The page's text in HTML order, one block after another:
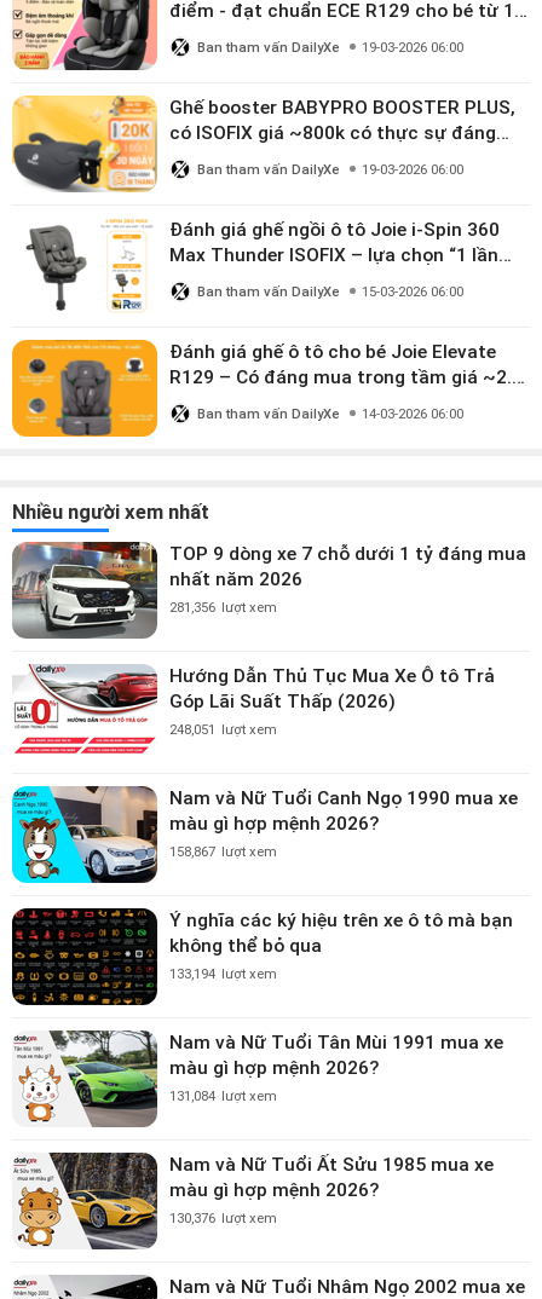
điểm - đạt chuẩn ECE R129 cho bé từ 1–
10 tuổi
Ban tham vấn DailyXe 19-03-2026 06:00
Ghế booster BABYPRO BOOSTER PLUS,
có ISOFIX giá ~800k có thực sự đáng
mua?
Ban tham vấn DailyXe 19-03-2026 06:00
Đánh giá ghế ngồi ô tô Joie i-Spin 360
Max Thunder ISOFIX – lựa chọn “1 lần
dùng đến 12 năm” có đáng giá gần 9
triệu?
Ban tham vấn DailyXe 15-03-2026 06:00
Đánh giá ghế ô tô cho bé Joie Elevate
R129 – Có đáng mua trong tầm giá ~2.8
triệu?
Ban tham vấn DailyXe 14-03-2026 06:00
Nhiều người xem nhất
TOP 9 dòng xe 7 chỗ dưới 1 tỷ đáng mua
nhất năm 2026
281,356 lượt xem
Hướng Dẫn Thủ Tục Mua Xe Ô tô Trả
Góp Lãi Suất Thấp (2026)
248,051 lượt xem
Nam và Nữ Tuổi Canh Ngọ 1990 mua xe
màu gì hợp mệnh 2026?
158,867 lượt xem
Ý nghĩa các ký hiệu trên xe ô tô mà bạn
không thể bỏ qua
133,194 lượt xem
Nam và Nữ Tuổi Tân Mùi 1991 mua xe
màu gì hợp mệnh 2026?
131,084 lượt xem
Nam và Nữ Tuổi Ất Sửu 1985 mua xe
màu gì hợp mệnh 2026?
130,376 lượt xem
Nam và Nữ Tuổi Nhâm Ngọ 2002 mua xe